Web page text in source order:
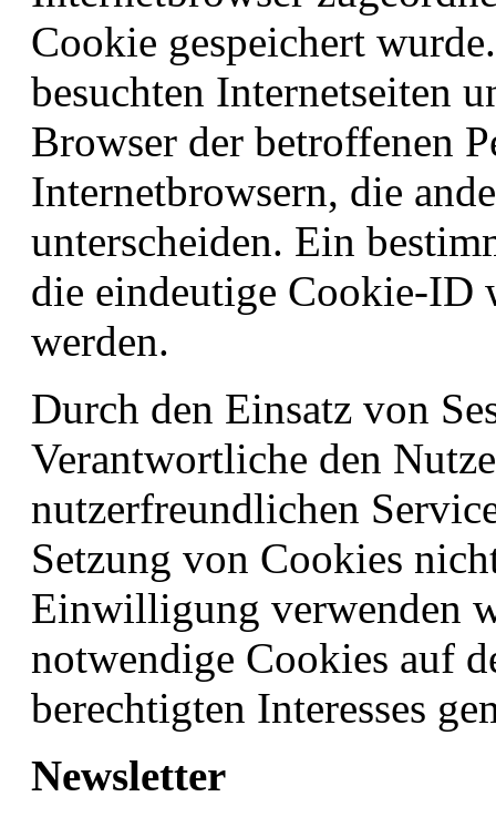
Cookie gespeichert
besuchten Internetseiten
Browser der betroffenen
Internetbrowsern, die
unterscheiden. Ein
die eindeutige Cookie-ID
werden.
Durch den Einsatz von
Verantwortliche den
nutzerfreundlichen
Setzung von Cookies
Einwilligung verwenden
notwendige Cookies auf
berechtigten Interesses
Newsletter